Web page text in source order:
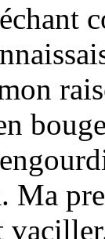
Ma